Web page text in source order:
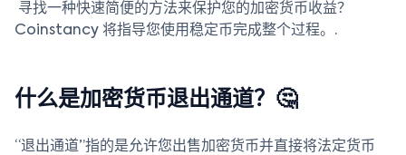
寻找一种快速简便的方法来保护您的加密货币收益？
Coinstancy 将指导您使用稳定币完成整个过程。.
什么是加密货币退出通道？🤔
“退出通道”指的是允许您出售加密货币并直接将法定货币